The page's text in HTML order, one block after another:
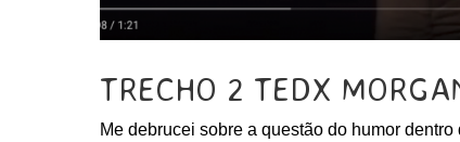
TRECHO 2 TEDX
Me debrucei sobre a questão do humor